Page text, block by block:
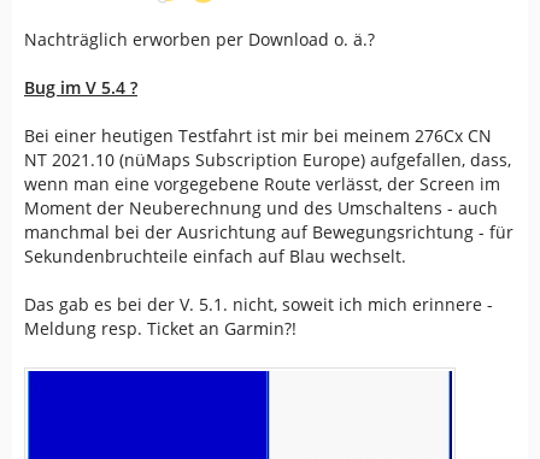
Nachträglich erworben per Download o. ä.?
Bug im V 5.4 ?
Bei einer heutigen Testfahrt ist mir bei meinem 276Cx CN
NT 2021.10 (nüMaps Subscription Europe) aufgefallen, dass,
wenn man eine vorgegebene Route verlässt, der Screen im
Moment der Neuberechnung und des Umschaltens - auch
manchmal bei der Ausrichtung auf Bewegungsrichtung - für
Sekundenbruchteile einfach auf Blau wechselt.
Das gab es bei der V. 5.1. nicht, soweit ich mich erinnere -
Meldung resp. Ticket an Garmin?!